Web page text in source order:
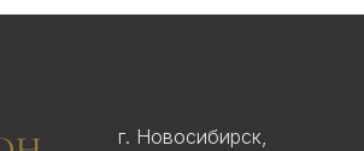
г. Новосибирск,